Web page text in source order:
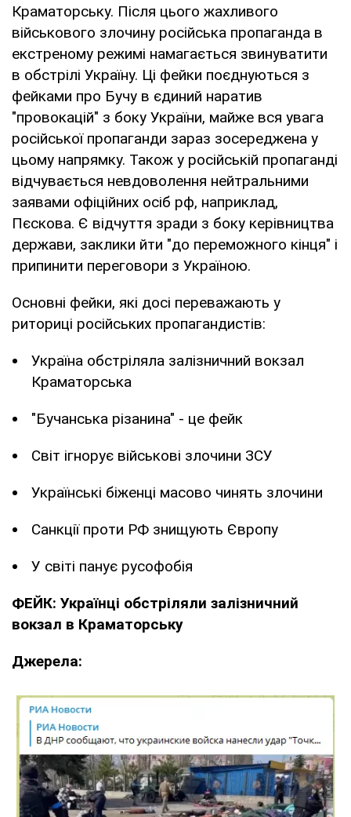
Краматорську. Після цього жахливого
військового злочину російська пропаганда в
екстреному режимі намагається звинуватити
в обстрілі Україну. Ці фейки поєднуються з
фейками про Бучу в єдиний наратив
"провокацій" з боку України, майже вся увага
російської пропаганди зараз зосереджена у
цьому напрямку. Також у російській пропаганді
відчувається невдоволення нейтральними
заявами офіційних осіб рф, наприклад,
Пєскова. Є відчуття зради з боку керівництва
держави, заклики йти "до переможного кінця" і
припинити переговори з Україною.
Основні фейки, які досі переважають у
риториці російських пропагандистів:
Україна обстріляла залізничний вокзал
Краматорська
"Бучанська різанина" - це фейк
Світ ігнорує військові злочини ЗСУ
Українські біженці масово чинять злочини
Санкції проти РФ знищують Європу
У світі панує русофобія
ФЕЙК: Українці обстріляли залізничний
вокзал в Краматорську
Джерела: